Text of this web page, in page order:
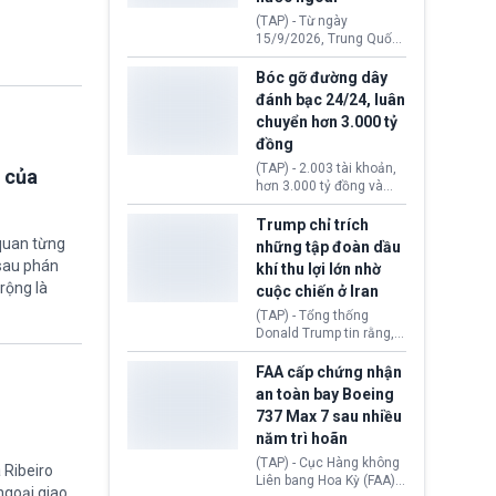
của
từng
phán
là
đến ổ dịch Salmonella
khiến ít nhất 110 người
mắc bệnh tại bang
Minnesota.
(TAP) - Từ ngày
15/9/2026, Trung Quốc
áp dụng quy định mới về
quản lý xuất nhập cảnh.
Một hành vi vi phạm giấy
tờ, xuất nhập cảnh trái
phép hay liên quan kiểm
soát công nghệ có thể
khiến công dân Trung
Quốc đối mặt lệnh cấm
xuất cảnh kéo dài tới 3
năm. Trong khi đó, người
nước ngoài sử dụng giấy
tờ giả có nguy cơ bị từ
chối nhập cảnh hoặc
cấm vào Trung Quốc tới
5 năm.
Bóc gỡ đường dây
đánh bạc 24/24, luân
chuyển hơn 3.000 tỷ
đồng
(TAP) - 2.003 tài khoản,
hơn 3.000 tỷ đồng và
một đường dây đánh
bạc xuyên quốc gia vận
hành 24/24 giờ vừa bị
Công an TP. Hải Phòng
(Việt Nam) bóc gỡ.
Trump chỉ trích
những tập đoàn dầu
khí thu lợi lớn nhờ
cuộc chiến ở Iran
(TAP) - Tổng thống
Donald Trump tin rằng, 2
tập đoàn dầu khí
ExxonMobil và Chevron
đã thu về lợi nhuận quá
lớn nhờ giá dầu tăng
mạnh suốt thời gian Hoa
Kỳ xảy ra xung đột ở
Iran. Trên cơ sở đó, lãnh
đạo Nhà Trắng kêu gọi
các doanh nghiệp cần
FAA cấp chứng nhận
an toàn bay Boeing
737 Max 7 sau nhiều
năm trì hoãn
(TAP) - Cục Hàng không
Liên bang Hoa Kỳ (FAA)